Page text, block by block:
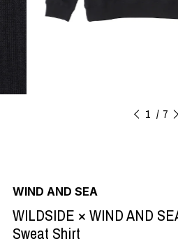
1 7
WIND AND SEA
WILDSIDE × WIND AND
Sweat Shirt